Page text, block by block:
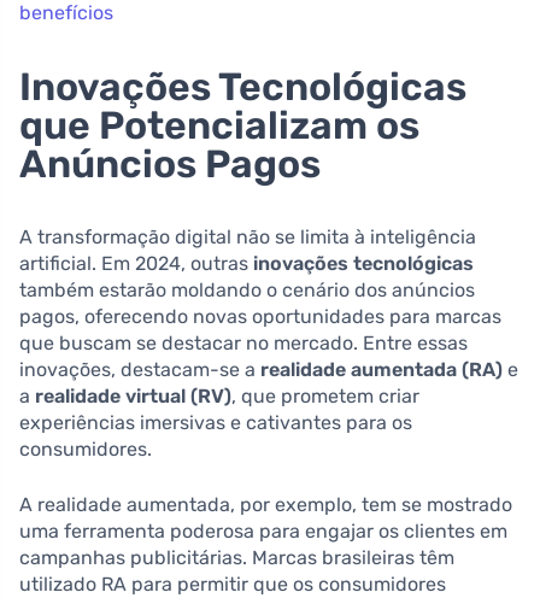
benefícios
Inovações Tecnológicas
que Potencializam os
Anúncios Pagos
A transformação digital não se limita à inteligência
artificial. Em 2024, outras inovações tecnológicas
também estarão moldando o cenário dos anúncios
pagos, oferecendo novas oportunidades para marcas
que buscam se destacar no mercado. Entre essas
inovações, destacam-se a realidade aumentada (RA) e
a realidade virtual (RV), que prometem criar
experiências imersivas e cativantes para os
consumidores.
A realidade aumentada, por exemplo, tem se mostrado
uma ferramenta poderosa para engajar os clientes em
campanhas publicitárias. Marcas brasileiras têm
utilizado RA para permitir que os consumidores